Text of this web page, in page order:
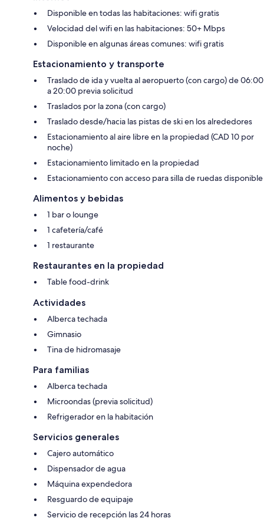
Disponible en todas las habitaciones: wifi gratis
Velocidad del wifi en las habitaciones: 50+ Mbps
Disponible en algunas áreas comunes: wifi gratis
Estacionamiento y transporte
Traslado de ida y vuelta al aeropuerto (con cargo) de 06:00
a 20:00 previa solicitud
Traslados por la zona (con cargo)
Traslado desde/hacia las pistas de ski en los alrededores
Estacionamiento al aire libre en la propiedad (CAD 10 por
noche)
Estacionamiento limitado en la propiedad
Estacionamiento con acceso para silla de ruedas disponible
Alimentos y bebidas
1 bar o lounge
1 cafetería/café
1 restaurante
Restaurantes en la propiedad
Table food-drink
Actividades
Alberca techada
Gimnasio
Tina de hidromasaje
Para familias
Alberca techada
Microondas (previa solicitud)
Refrigerador en la habitación
Servicios generales
Cajero automático
Dispensador de agua
Máquina expendedora
Resguardo de equipaje
Servicio de recepción las 24 horas